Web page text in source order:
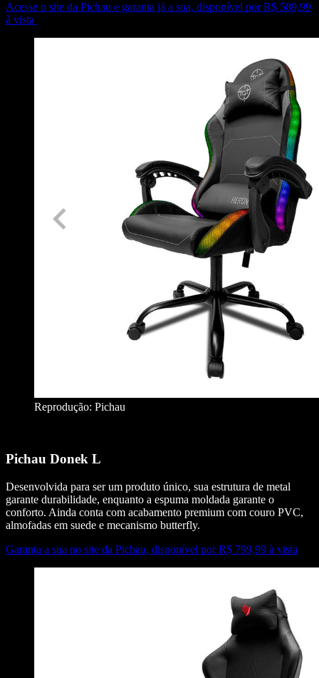
Acesse o site da Pichau e garanta já a sua, disponível por R$ 589,99
à vista
Reprodução: Pichau
Pichau Donek L
Desenvolvida para ser um produto único, sua estrutura de metal
garante durabilidade, enquanto a espuma moldada garante o
conforto. Ainda conta com acabamento premium com couro PVC,
almofadas em suede e mecanismo butterfly.
Garanta a sua no site da Pichau, disponível por R$ 799,99 à vista